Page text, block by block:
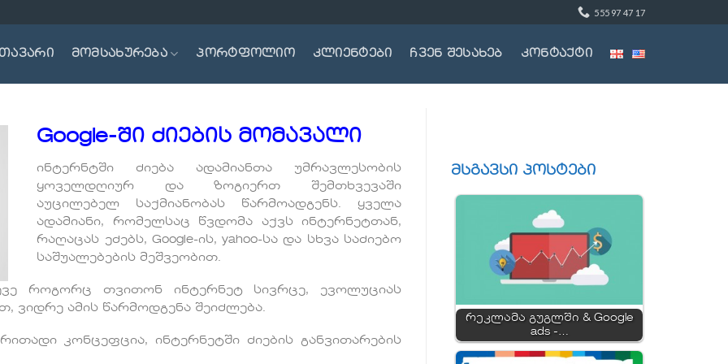
555 97 47 17
მომსახურება პორტფოლიო კლიენტები ჩვენ შესახებ კონტაქტი
Google-ში ძიების მომავალი
ინტერნტში ძიება ადამიანთა უმრავლესობის
ყოველდღიურ და ზოგიერთ შემთხვევაში
აუცილებელ საქმიანობას წარმოადგენს. ყველა
ადამიანი, რომელსაც წვდომა აქვს ინტერნეტთან,
რაღაცას ეძებს, Google-ის, yahoo-სა და სხვა საძიებო
საშუალებების მეშვეობით.
როგორც თვითონ ინტერნეტ სივრცე, ევოლუციას
ვიდრე ამის წარმოდგენა შეიძლება.
კონცეფცია, ინტერნეტში ძიების განვითარების
მსგავსი პოსტები
რეკლამა გუგლში & Google
ads -…